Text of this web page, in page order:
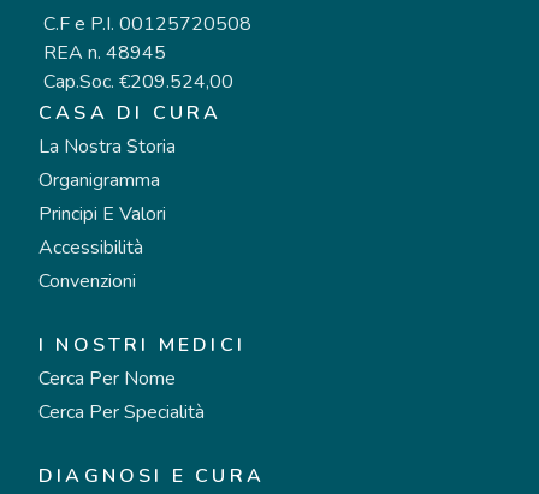
C.F e P.I. 00125720508
REA n. 48945
Cap.Soc. €209.524,00
CASA DI CURA
La Nostra Storia
Organigramma
Principi E Valori
Accessibilità
Convenzioni
I NOSTRI MEDICI
Cerca Per Nome
Cerca Per Specialità
DIAGNOSI E CURA